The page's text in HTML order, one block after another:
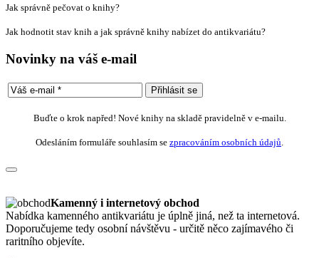
Jak správně pečovat o knihy?
Jak hodnotit stav knih a jak správně knihy nabízet do antikvariátu?
Novinky na váš e-mail
Buďte o krok napřed! Nové knihy na skladě pravidelně v e-mailu.
Odesláním formuláře souhlasím se zpracováním osobních údajů
Kamenný i internetový obchod
Nabídka kamenného antikvariátu je úplně jiná, než ta internetová.
Doporučujeme tedy osobní návštěvu - určitě něco zajímavého či
raritního objevíte.